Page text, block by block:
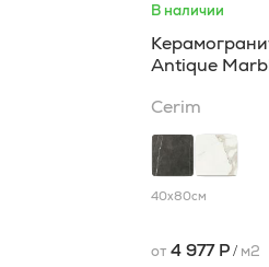
В наличии
Antique
Cerim
40x80см
от 4 977 Р/ м2